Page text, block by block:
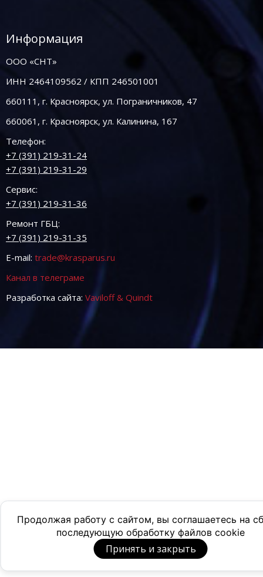
Продолжая работу с сайтом, вы соглашаетесь на
последующую обработку файлов cookie
Принять и закрыть
Информация
ООО «СНТ»
ИНН 2464109562 / КПП 246501001
660111, г. Красноярск, ул. Пограничников, 47
660061, г. Красноярск, ул. Калинина, 167
Телефон:
+7 (391) 219-31-24
+7 (391) 219-31-29
Сервис:
+7 (391) 219-31-36
Ремонт ГБЦ:
+7 (391) 219-31-35
E-mail: trade@krasparus.ru
Канал в телеграме
Разработка сайта: Vaviloff & Quindt